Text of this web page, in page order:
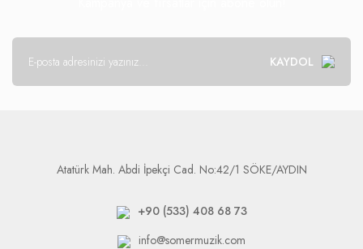
KAYDOL
Atatürk Mah. Abdi İpekçi Cad. No:42/1 SÖKE/AYDIN
+90 (533) 408 68 73
info@somermuzik.com